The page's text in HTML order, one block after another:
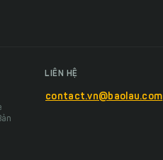
LIÊN HỆ
contact.vn@baolau.com